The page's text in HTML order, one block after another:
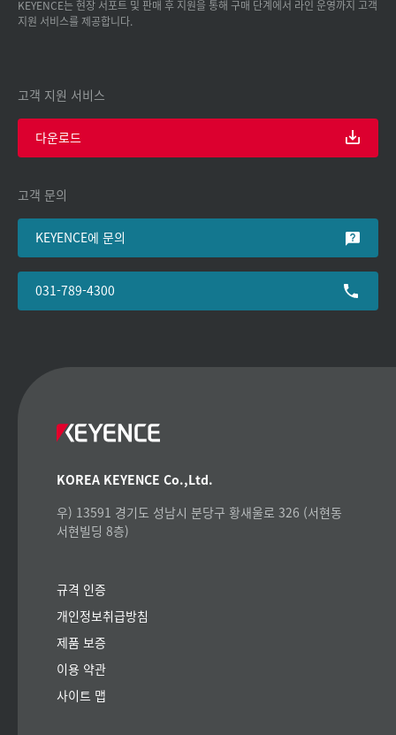
KEYENCE는 현장 서포트 및 판매 후 지원을 통해 구매 단계에서 라인 운영까지 고객
지원 서비스를 제공합니다.
고객 지원 서비스
다운로드
고객 문의
KEYENCE에 문의
031-789-4300
KOREA KEYENCE Co.,Ltd.
우) 13591 경기도 성남시 분당구 황새울로 326 (서현동
서현빌딩 8층)
규격 인증
개인정보취급방침
제품 보증
이용 약관
사이트 맵